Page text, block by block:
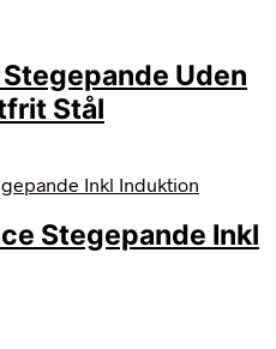
Uden
Stål
kr..
Stegepande Inkl